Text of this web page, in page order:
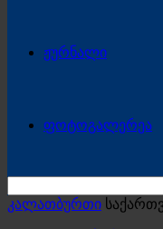
ჟურნალი
ფოტოგალერეა
კალათბურთი